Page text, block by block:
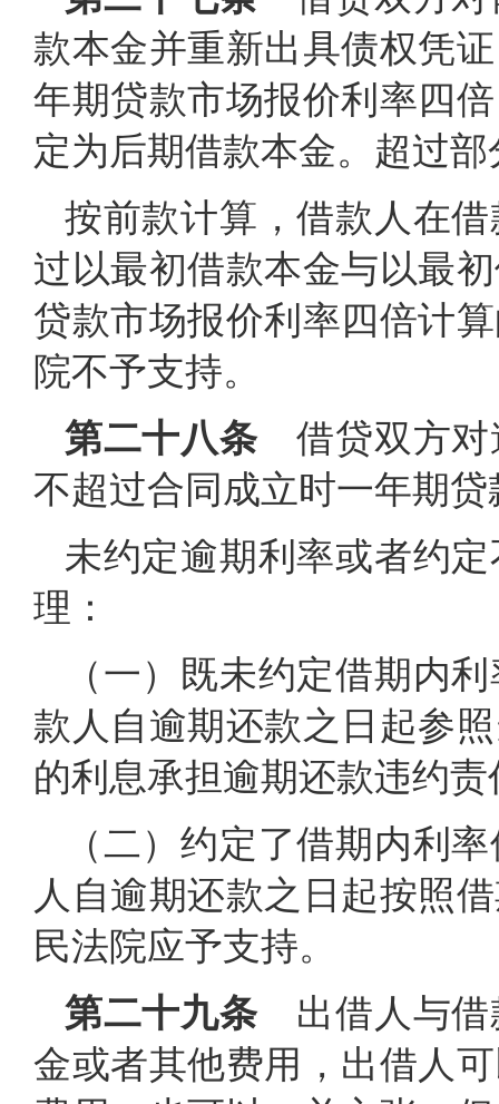
款本金并重新出具债权凭
年期贷款市场报价利率四
定为后期借款本金。超过
按前款计算，借款人在
过以最初借款本金与以最
贷款市场报价利率四倍计
院不予支持。
第二十八条借贷双方对
不超过合同成立时一年期
未约定逾期利率或者约
理：
（一）既未约定借期内
款人自逾期还款之日起参
的利息承担逾期还款违约
（二）约定了借期内利
人自逾期还款之日起按照
民法院应予支持。
第二十九条出借人与借
金或者其他费用，出借人